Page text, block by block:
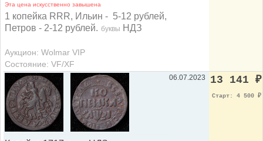
Эта цена искусственно завышена
1 копейка RRR, Ильин - 5-12 рублей,
Петров - 2-12 рублей. буквы НДЗ
Аукцион: Wolmar VIP
Состояние: VF/XF
06.07.2023 13 141 ₽
Старт: 4 500 ₽